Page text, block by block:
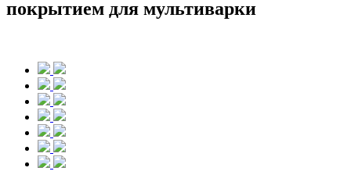
покрытием для мультиварки